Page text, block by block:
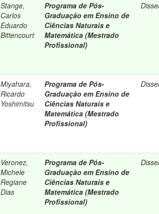
Stange,
Carlos
Eduardo
Bittencourt
Programa de Pós-
Graduação em Ensino de
Ciências Naturais e
Matemática (Mestrado
Profissional)
Miyahara,
Ricardo
Yoshimitsu
Programa de Pós-
Graduação em Ensino de
Ciências Naturais e
Matemática (Mestrado
Profissional)
Veronez,
Michele
Regiane
Dias
Programa de Pós-
Graduação em Ensino de
Ciências Naturais e
Matemática (Mestrado
Profissional)